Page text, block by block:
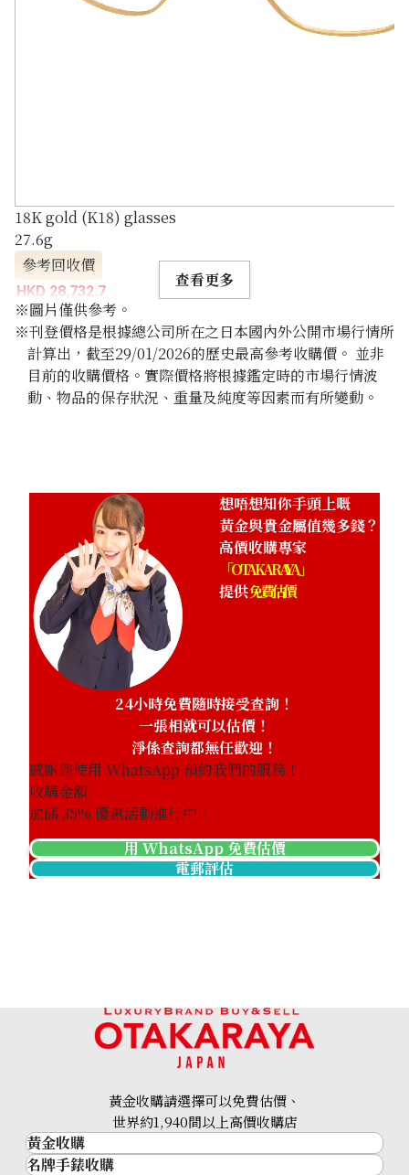
18K gold (K18) glasses
27.6g
參考回收價
HKD 28,732.7
查看更多
※圖片僅供參考。
※刊登價格是根據總公司所在之日本國內外公開市場行情所
計算出，截至29/01/2026的歷史最高參考收購價。 並非
目前的收購價格。實際價格將根據鑑定時的市場行情波
動、物品的保存狀況、重量及純度等因素而有所變動。
想唔想知你手頭上嘅
黃金與貴金屬值幾多錢？
高價收購專家
「OTAKARAYA」
提供免費估價
24小時免費隨時接受查詢！
一張相就可以估價！
淨係查詢都無任歡迎！
感謝您使用 WhatsApp 預約我們的服務！
收購金額
加碼35% 優惠活動進行中！
用 WhatsApp 免費估價
電郵評估
黃金收購請選擇可以免費估價、
世界約1,940間以上高價收購店
黃金收購
黃金･金條
名牌手錶收購